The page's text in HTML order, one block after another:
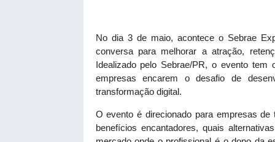
No dia 3 de maio, acontece o Sebrae
conversa para melhorar a atração,
Idealizado pelo Sebrae/PR, o evento
empresas encarem o desafio de
transformação digital.
O evento é direcionado para empresas
benefícios encantadores, quais